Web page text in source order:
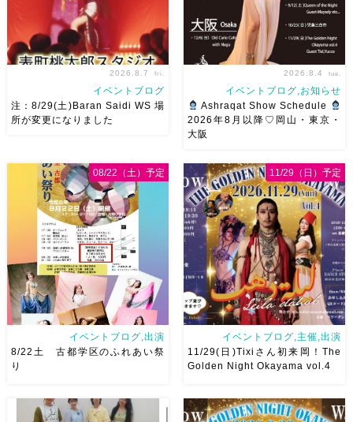
申し込み多数につき会場変更し
ました♡ 表町桃太郎スタジオ
岡山県岡山市 北区表町2丁目6-
64 4階 ショー会場から近いの
で、安心♡駅からもバスで天満
屋バスス […]
2026.8.7 fri.
イベントブログ
注：8/29(土)Baran Saidi WS 場
所が変更になりました
です♡皆様にお会いできますよ
うに
ご予約はメッセージく
ださい
お待ちしています
Ashraqat Show Schedule
岡山・8/22(土) […]
2026.8.4 tue.
イベントブログ,お知らせ
Ashraqat Show Schedule
2026年8月以降♡岡山・東京・
大阪
8/22土 古都学区のふれあい祭
イベントブログ,出演
8/22土 古都学区のふれあい祭
り
08/22（土）予定
2026/11/29(日)Tixiさん初来
イベントブログ,主催,出演
11/29(日)Tixiさん初来岡！The
Golden Night Okayama vol.4
11/29（日）予定